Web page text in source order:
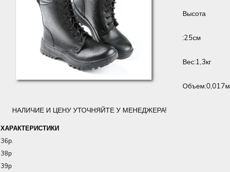
Высота
:25см
Вес:1,3кг
НАЛИЧИЕ И ЦЕНУ УТОЧНЯЙТЕ У МЕНЕДЖЕРА!
ХАРАКТЕРИСТИКИ
36р.
38р
39р